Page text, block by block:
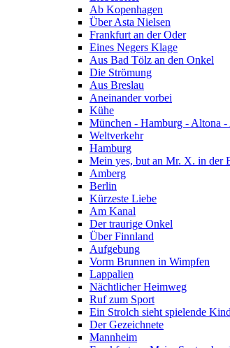
Ab Kopenhagen
Über Asta Nielsen
Frankfurt an der Oder
Eines Negers Klage
Aus Bad Tölz an den Onkel
Die Strömung
Aus Breslau
Aneinander vorbei
Kühe
München - Hamburg - Altona -
Weltverkehr
Hamburg
Mein yes, but an Mr. X. in der
Amberg
Berlin
Kürzeste Liebe
Am Kanal
Der traurige Onkel
Über Finnland
Aufgebung
Vorm Brunnen in Wimpfen
Lappalien
Nächtlicher Heimweg
Ruf zum Sport
Ein Strolch sieht spielende
Der Gezeichnete
Mannheim